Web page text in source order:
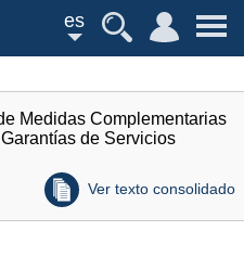
es
Medidas Complementarias
de Servicios
Ver texto consolidado